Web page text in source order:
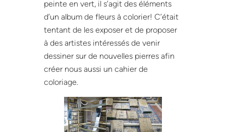
peinte en vert, il s’agit des éléments
d’un album de fleurs à colorier! C’était
tentant de les exposer et de proposer
à des artistes intéressés de venir
dessiner sur de nouvelles pierres afin
créer nous aussi un cahier de
coloriage.